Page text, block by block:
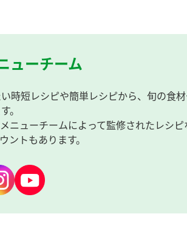
ューチーム
時短レシピや簡単レシピから、旬の食
。
ニューチームによって監修されたレシピ
ントもあります。